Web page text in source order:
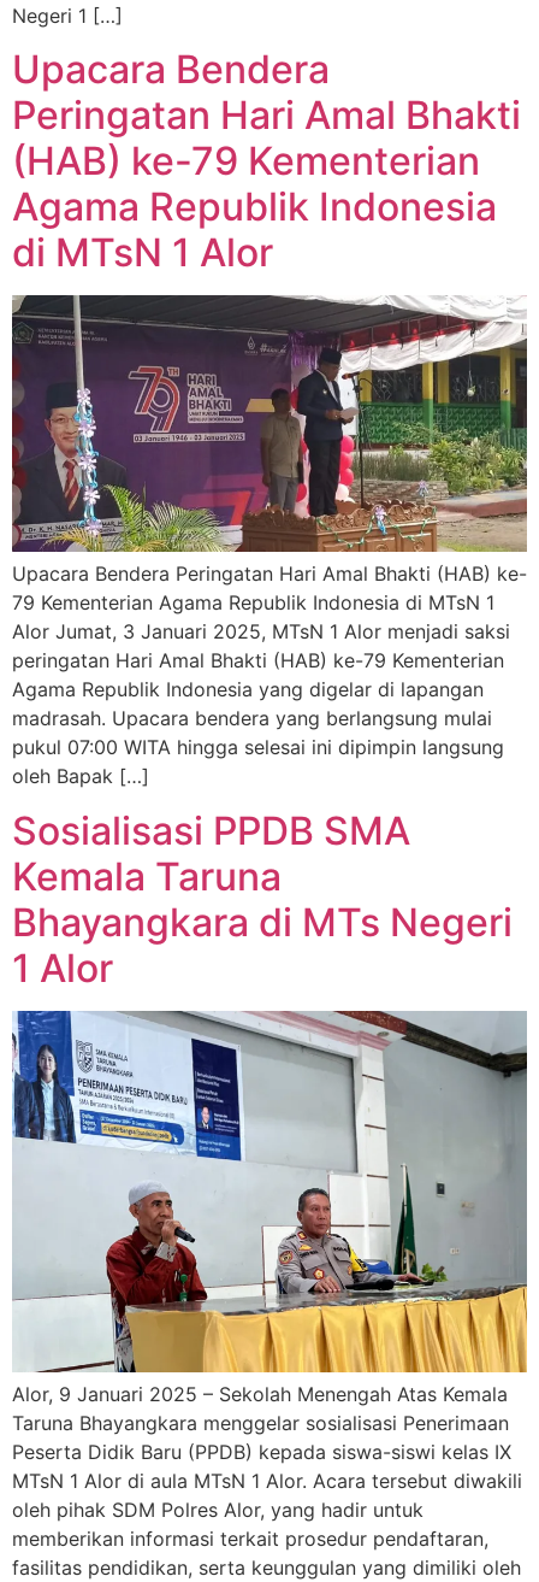
Negeri 1 […]
Upacara Bendera
Peringatan Hari Amal Bhakti
(HAB) ke-79 Kementerian
Agama Republik Indonesia
di MTsN 1 Alor
Upacara Bendera Peringatan Hari Amal Bhakti (HAB) ke-
79 Kementerian Agama Republik Indonesia di MTsN 1
Alor Jumat, 3 Januari 2025, MTsN 1 Alor menjadi saksi
peringatan Hari Amal Bhakti (HAB) ke-79 Kementerian
Agama Republik Indonesia yang digelar di lapangan
madrasah. Upacara bendera yang berlangsung mulai
pukul 07:00 WITA hingga selesai ini dipimpin langsung
oleh Bapak […]
Sosialisasi PPDB SMA
Kemala Taruna
Bhayangkara di MTs Negeri
1 Alor
Alor, 9 Januari 2025 – Sekolah Menengah Atas Kemala
Taruna Bhayangkara menggelar sosialisasi Penerimaan
Peserta Didik Baru (PPDB) kepada siswa-siswi kelas IX
MTsN 1 Alor di aula MTsN 1 Alor. Acara tersebut diwakili
oleh pihak SDM Polres Alor, yang hadir untuk
memberikan informasi terkait prosedur pendaftaran,
fasilitas pendidikan, serta keunggulan yang dimiliki oleh